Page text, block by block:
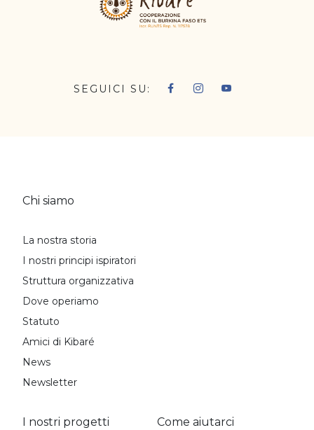
SEGUICI SU:
Chi siamo
La nostra storia
I nostri principi ispiratori
Struttura organizzativa
Dove operiamo
Statuto
Amici di Kibaré
News
Newsletter
I nostri progetti Come aiutarci